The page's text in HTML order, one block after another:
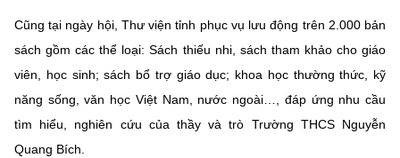
Cũng tại ngày hội, Thư viện tỉnh phục vụ lưu động trên 2.000 bản
sách gồm các thể loại: Sách thiếu nhi, sách tham khảo cho giáo
viên, học sinh; sách bổ trợ giáo dục; khoa học thường thức, kỹ
năng sống, văn học Việt Nam, nước ngoài…, đáp ứng nhu cầu
tìm hiểu, nghiên cứu của thầy và trò Trường THCS Nguyễn
Quang Bích.